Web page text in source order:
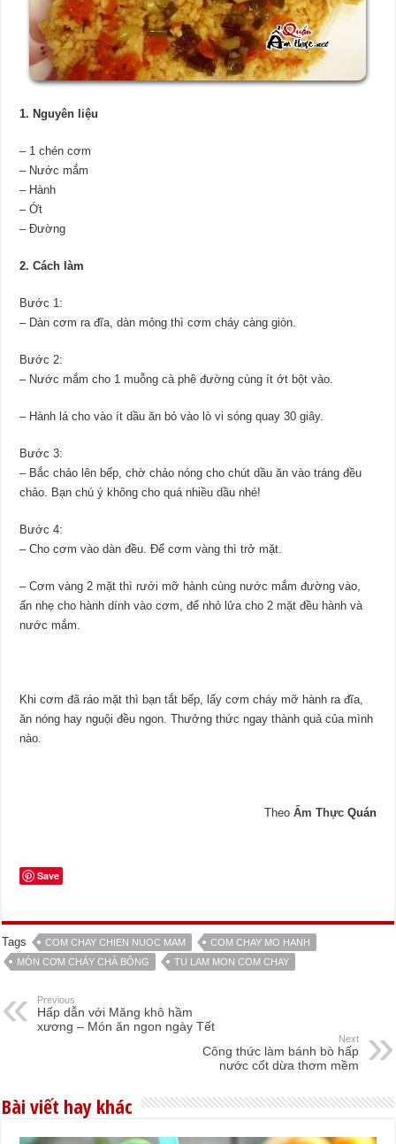
1. Nguyên liệu
– 1 chén cơm
– Nước mắm
– Hành
– Ớt
– Đường
2. Cách làm
Bước 1:
– Dàn cơm ra đĩa, dàn mỏng thì cơm cháy càng giòn.
Bước 2:
– Nước mắm cho 1 muỗng cà phê đường cùng ít ớt bột vào.
– Hành lá cho vào ít dầu ăn bỏ vào lò vi sóng quay 30 giây.
Bước 3:
– Bắc chảo lên bếp, chờ chảo nóng cho chút dầu ăn vào tráng đều
chảo. Bạn chú ý không cho quá nhiều dầu nhé!
Bước 4:
– Cho cơm vào dàn đều. Để cơm vàng thì trở mặt.
– Cơm vàng 2 mặt thì rưới mỡ hành cùng nước mắm đường vào,
ấn nhẹ cho hành dính vào cơm, để nhỏ lửa cho 2 mặt đều hành và
nước mắm.
Khi cơm đã ráo mặt thì bạn tắt bếp, lấy cơm cháy mỡ hành ra đĩa,
ăn nóng hay nguội đều ngon. Thưởng thức ngay thành quả của mình
nào.
Theo Ẩm ThựcQuán
Save
Tags COM CHAY CHIEN NUOC MAM
COM CHAY MO HANH
MÓN CƠM CHÁY CHÀ BÔNG
TU LAM MON COM CHAY
Previous
Hấp dẫn với Măng khô hầm
xương – Món ăn ngon ngày Tết
Next
Công thức làm bánh bò hấp
nước cốt dừa thơm mềm
Bài viết hay khác